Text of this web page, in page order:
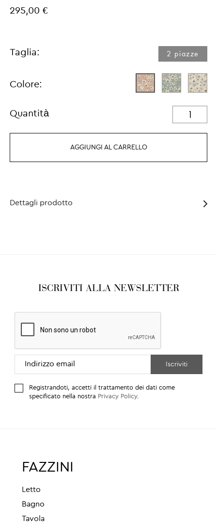
295,00 €
Taglia: 2 piazze
Colore:
Quantità
AGGIUNGI AL CARRELLO
Dettagli prodotto
ISCRIVITI ALLA NEWSLETTER
Registrandoti, accetti il trattamento dei dati come
specificato nella nostra Privacy Policy.
FAZZINI
Letto
Bagno
Tavola